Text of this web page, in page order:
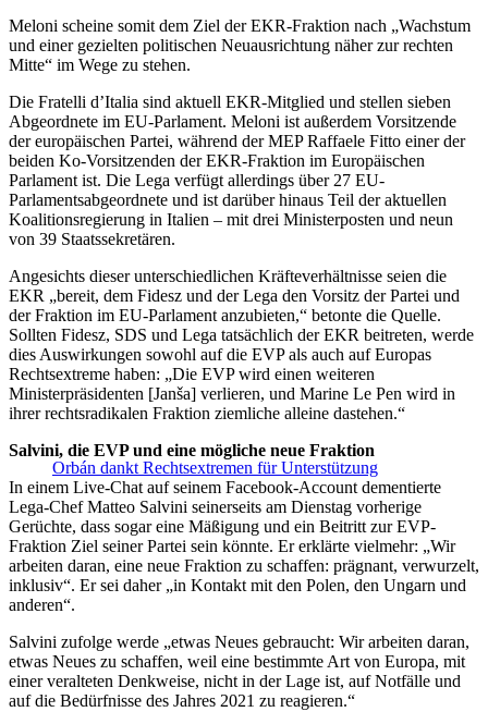
Meloni scheine somit dem Ziel der EKR-Fraktion nach „Wachstum
und einer gezielten politischen Neuausrichtung näher zur rechten
Mitte“ im Wege zu stehen.
Die Fratelli d’Italia sind aktuell EKR-Mitglied und stellen sieben
Abgeordnete im EU-Parlament. Meloni ist außerdem Vorsitzende
der europäischen Partei, während der MEP Raffaele Fitto einer der
beiden Ko-Vorsitzenden der EKR-Fraktion im Europäischen
Parlament ist. Die Lega verfügt allerdings über 27 EU-
Parlamentsabgeordnete und ist darüber hinaus Teil der aktuellen
Koalitionsregierung in Italien – mit drei Ministerposten und neun
von 39 Staatssekretären.
Angesichts dieser unterschiedlichen Kräfteverhältnisse seien die
EKR „bereit, dem Fidesz und der Lega den Vorsitz der Partei und
der Fraktion im EU-Parlament anzubieten,“ betonte die Quelle.
Sollten Fidesz, SDS und Lega tatsächlich der EKR beitreten, werde
dies Auswirkungen sowohl auf die EVP als auch auf Europas
Rechtsextreme haben: „Die EVP wird einen weiteren
Ministerpräsidenten [Janša] verlieren, und Marine Le Pen wird in
ihrer rechtsradikalen Fraktion ziemliche alleine dastehen.“
Orbán dankt Rechtsextremen für Unterstützung
Salvini, die EVP und eine mögliche neue Fraktion
In einem Live-Chat auf seinem Facebook-Account dementierte
Lega-Chef Matteo Salvini seinerseits am Dienstag vorherige
Gerüchte, dass sogar eine Mäßigung und ein Beitritt zur EVP-
Fraktion Ziel seiner Partei sein könnte. Er erklärte vielmehr: „Wir
arbeiten daran, eine neue Fraktion zu schaffen: prägnant, verwurzelt,
inklusiv“. Er sei daher „in Kontakt mit den Polen, den Ungarn und
anderen“.
Salvini zufolge werde „etwas Neues gebraucht: Wir arbeiten daran,
etwas Neues zu schaffen, weil eine bestimmte Art von Europa, mit
einer veralteten Denkweise, nicht in der Lage ist, auf Notfälle und
auf die Bedürfnisse des Jahres 2021 zu reagieren.“